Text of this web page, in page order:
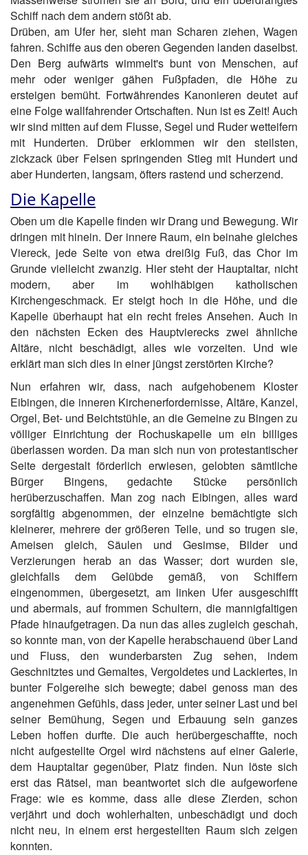
Schiff nach dem andern stößt ab.
Drüben, am Ufer her, sieht man Scharen ziehen, Wagen
fahren. Schiffe aus den oberen Gegenden landen daselbst.
Den Berg aufwärts wimmelt's bunt von Menschen, auf
mehr oder weniger gähen Fußpfaden, die Höhe zu
ersteigen bemüht. Fortwährendes Kanonieren deutet auf
eine Folge wallfahrender Ortschaften. Nun ist es Zeit! Auch
wir sind mitten auf dem Flusse, Segel und Ruder wetteifern
mit Hunderten. Drüber erklommen wir den steilsten,
zickzack über Felsen springenden Stieg mit Hundert und
aber Hunderten, langsam, öfters rastend und scherzend.
Die Kapelle
Oben um die Kapelle finden wir Drang und Bewegung. Wir
dringen mit hinein. Der innere Raum, ein beinahe gleiches
Viereck, jede Seite von etwa dreißig Fuß, das Chor im
Grunde vielleicht zwanzig. Hier steht der Hauptaltar, nicht
modern, aber im wohlhäbigen katholischen
Kirchengeschmack. Er steigt hoch in die Höhe, und die
Kapelle überhaupt hat ein recht freies Ansehen. Auch in
den nächsten Ecken des Hauptvierecks zwei ähnliche
Altäre, nicht beschädigt, alles wie vorzeiten. Und wie
erklärt man sich dies in einer jüngst zerstörten Kirche?
Nun erfahren wir, dass, nach aufgehobenem Kloster
Eibingen, die inneren Kirchenerfordernisse, Altäre, Kanzel,
Orgel, Bet- und Beichtstühle, an die Gemeine zu Bingen zu
völliger Einrichtung der Rochuskapelle um ein billiges
überlassen worden. Da man sich nun von protestantischer
Seite dergestalt förderlich erwiesen, gelobten sämtliche
Bürger Bingens, gedachte Stücke persönlich
herüberzuschaffen. Man zog nach Eibingen, alles ward
sorgfältig abgenommen, der einzelne bemächtigte sich
kleinerer, mehrere der größeren Teile, und so trugen sie,
Ameisen gleich, Säulen und Gesimse, Bilder und
Verzierungen herab an das Wasser; dort wurden sie,
gleichfalls dem Gelübde gemäß, von Schiffern
eingenommen, übergesetzt, am linken Ufer ausgeschifft
und abermals, auf frommen Schultern, die mannigfaltigen
Pfade hinaufgetragen. Da nun das alles zugleich geschah,
so konnte man, von der Kapelle herabschauend über Land
und Fluss, den wunderbarsten Zug sehen, indem
Geschnitztes und Gemaltes, Vergoldetes und Lackiertes, in
bunter Folgereihe sich bewegte; dabei genoss man des
angenehmen Gefühls, dass jeder, unter seiner Last und bei
seiner Bemühung, Segen und Erbauung sein ganzes
Leben hoffen durfte. Die auch herübergeschaffte, noch
nicht aufgestellte Orgel wird nächstens auf einer Galerie,
dem Hauptaltar gegenüber, Platz finden. Nun löste sich
erst das Rätsel, man beantwortet sich die aufgeworfene
Frage: wie es komme, dass alle diese Zierden, schon
verjährt und doch wohlerhalten, unbeschädigt und doch
nicht neu, in einem erst hergestellten Raum sich zeigen
konnten.